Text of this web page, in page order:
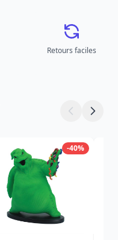
Retours faciles
-40%